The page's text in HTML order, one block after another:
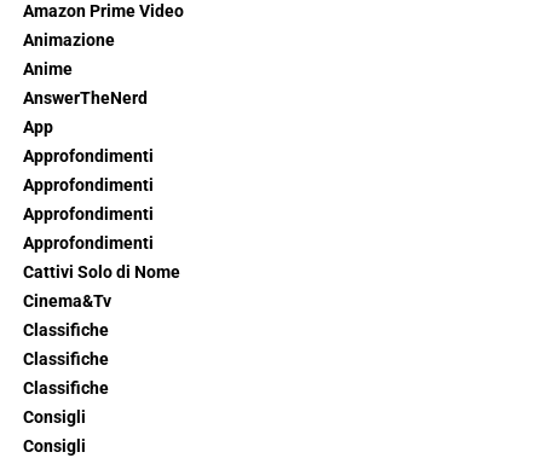
Amazon Prime Video
Animazione
Anime
AnswerTheNerd
App
Approfondimenti
Approfondimenti
Approfondimenti
Approfondimenti
Cattivi Solo di Nome
Cinema&Tv
Classifiche
Classifiche
Classifiche
Consigli
Consigli